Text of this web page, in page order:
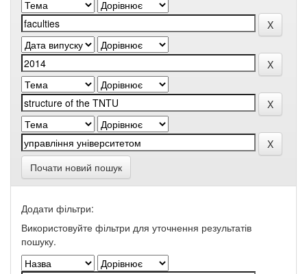
Почати новий пошук
Додати фільтри:
Використовуйте фільтри для уточнення результатів
пошуку.